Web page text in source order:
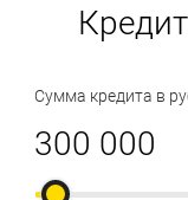
Сумма кредита в